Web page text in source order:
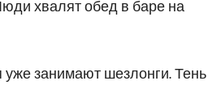
хвалят обед в баре на
занимают шезлонги. Тень